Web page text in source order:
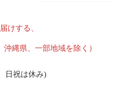
けする、
縄県、一部地域を除く）
日祝は休み)